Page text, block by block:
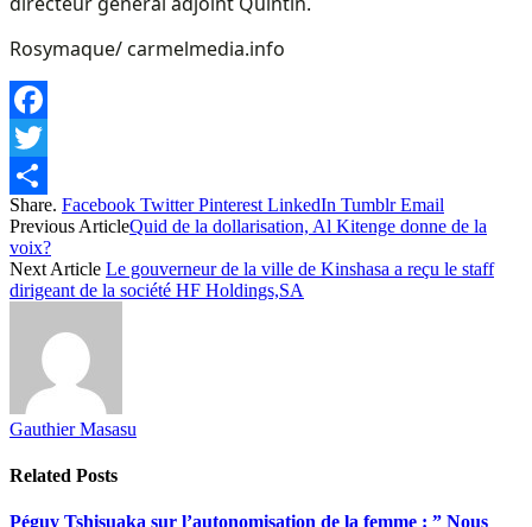
Rosymaque/ carmelmedia.info
Facebook
Twitter
Share
Share. Facebook Twitter Pinterest LinkedIn Tumblr Email
Previous ArticleQuid de la dollarisation, Al Kitenge donne de la
voix?
Next Article Le gouverneur de la ville de Kinshasa a reçu le staff
dirigeant de la société HF Holdings,SA
Gauthier Masasu
Related Posts
Péguy Tshisuaka sur l’autonomisation de la femme : ” Nous